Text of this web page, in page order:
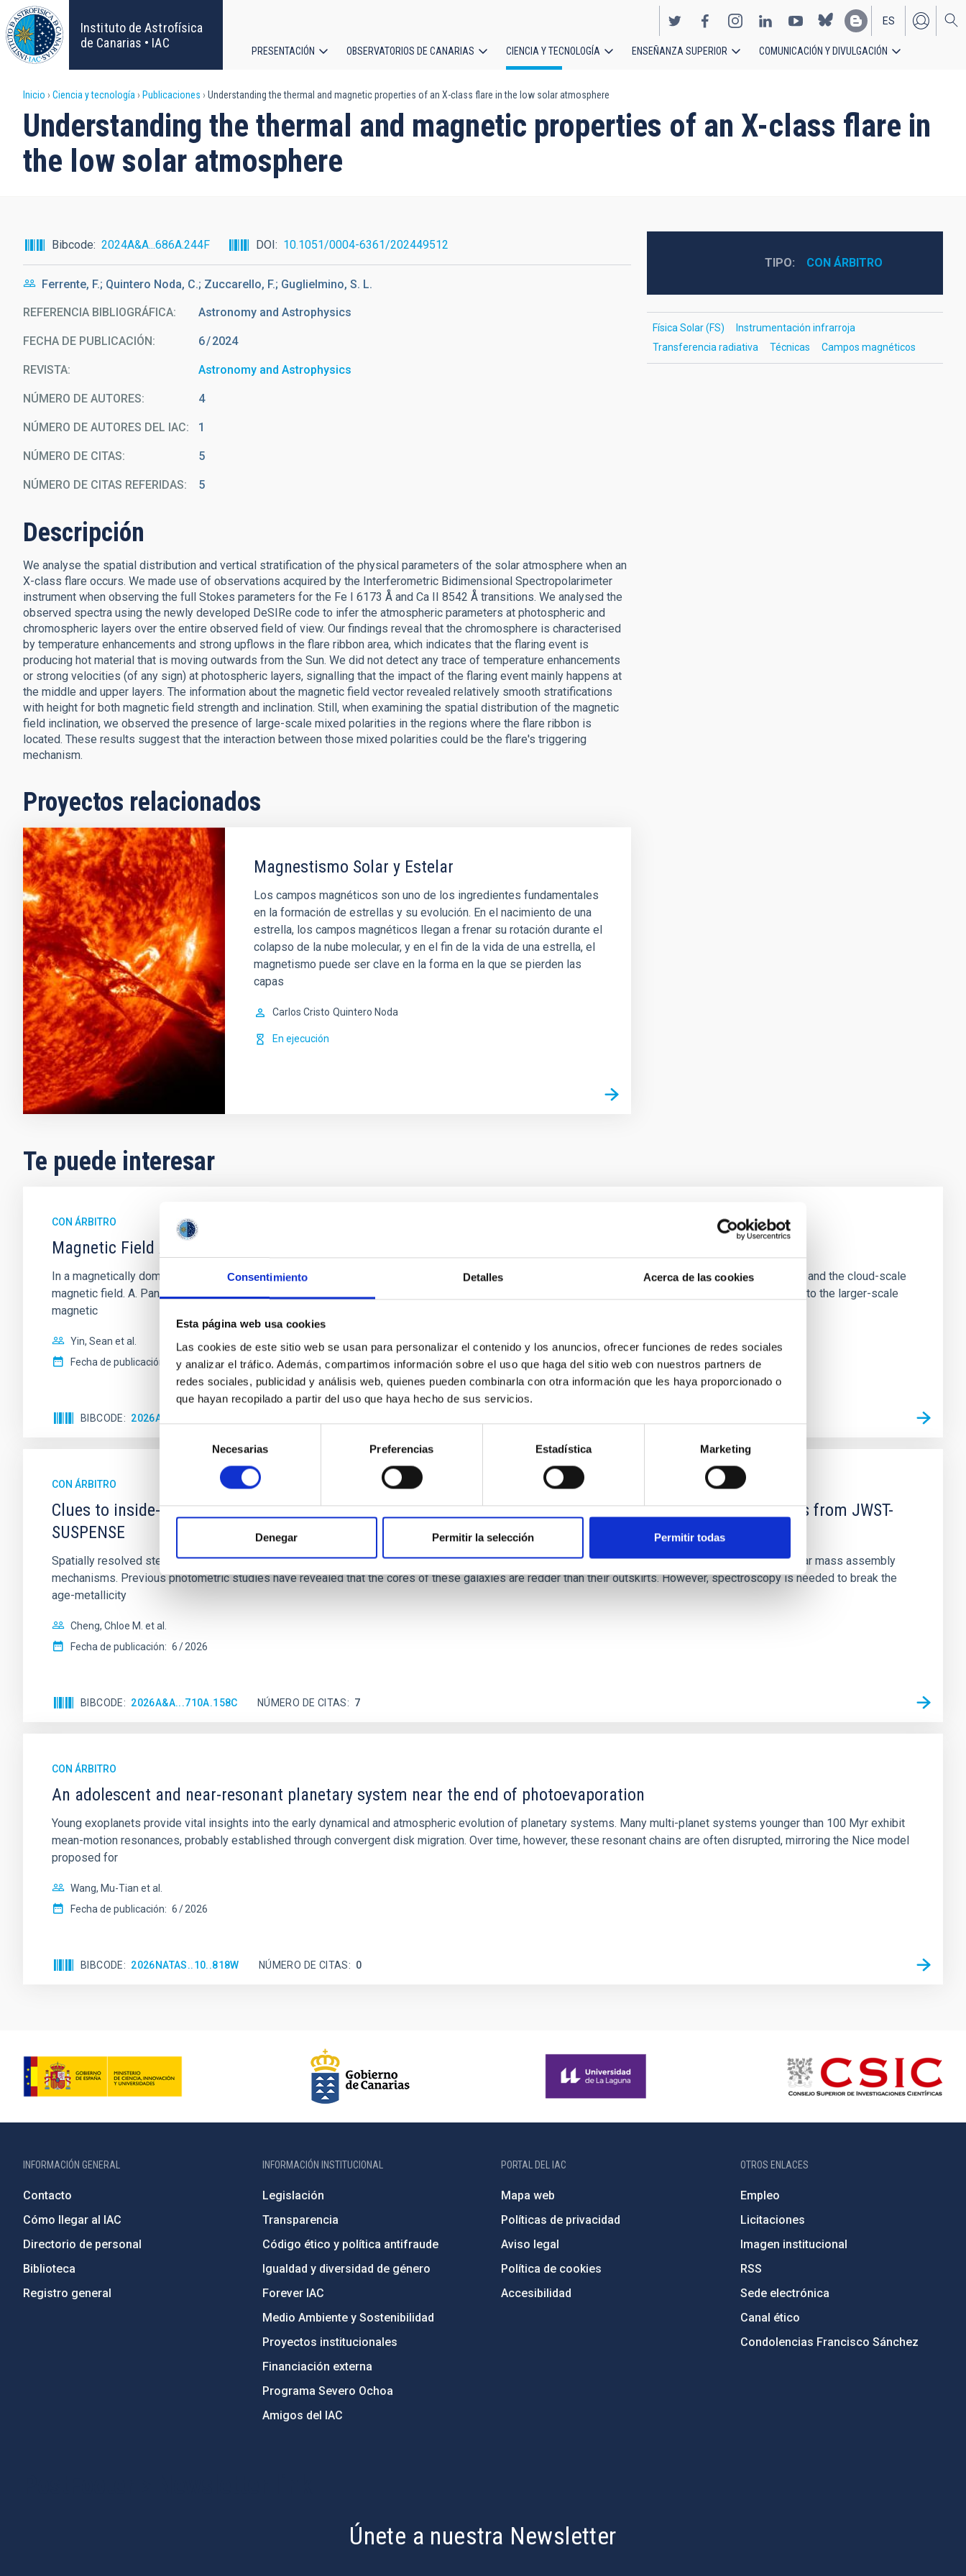
Consentimiento Detalles Acerca de las cookies
Esta página web usa cookies
Las cookies de este sitio web se usan para personalizar el contenido y los anuncios, ofrecer funciones de redes sociales
y analizar el tráfico. Además, compartimos información sobre el uso que haga del sitio web con nuestros partners de
redes sociales, publicidad y análisis web, quienes pueden combinarla con otra información que les haya proporcionado o
que hayan recopilado a partir del uso que haya hecho de sus servicios.
consentimiento
Necesarias Preferencias Estadística Marketing
Denegar Permitir la selección Permitir todas
Pasar
al
contenido
principal
Instituto de Astrofísica
de Canarias • IAC
EN
ES
principal
PRESENTACIÓN OBSERVATORIOS DE CANARIAS CIENCIA Y TECNOLOGÍA ENSEÑANZA SUPERIOR COMUNICACIÓN Y DIVULGACIÓN
Sobrescribir
enlaces
de
a
la
navegación
Inicio Ciencia y tecnología Publicaciones Understanding the thermal and magnetic properties of an X-class flare in the low solar atmosphere
Understanding the thermal and magnetic properties of an X-class flare in
the low solar atmosphere
Bibcode 2024A&A...686A.244F DOI 10.1051/0004-6361/202449512
Ferrente, F.; Quintero Noda, C.; Zuccarello, F.; Guglielmino, S. L.
REFERENCIA BIBLIOGRÁFICA Astronomy and Astrophysics
FECHA DE PUBLICACIÓN: 6 2024
REVISTA Astronomy and Astrophysics
NÚMERO DE AUTORES 4
NÚMERO DE AUTORES DEL IAC 1
NÚMERO DE CITAS 5
NÚMERO DE CITAS REFERIDAS 5
Descripción
We analyse the spatial distribution and vertical stratification of the physical parameters of the solar atmosphere when an
X-class flare occurs. We made use of observations acquired by the Interferometric Bidimensional Spectropolarimeter
instrument when observing the full Stokes parameters for the Fe I 6173 Å and Ca II 8542 Å transitions. We analysed the
observed spectra using the newly developed DeSIRe code to infer the atmospheric parameters at photospheric and
chromospheric layers over the entire observed field of view. Our findings reveal that the chromosphere is characterised
by temperature enhancements and strong upflows in the flare ribbon area, which indicates that the flaring event is
producing hot material that is moving outwards from the Sun. We did not detect any trace of temperature enhancements
or strong velocities (of any sign) at photospheric layers, signalling that the impact of the flaring event mainly happens at
the middle and upper layers. The information about the magnetic field vector revealed relatively smooth stratifications
with height for both magnetic field strength and inclination. Still, when examining the spatial distribution of the magnetic
field inclination, we observed the presence of large-scale mixed polarities in the regions where the flare ribbon is
located. These results suggest that the interaction between those mixed polarities could be the flare's triggering
mechanism.
Proyectos relacionados
Magnestismo Solar y Estelar
Los campos magnéticos son uno de los ingredientes fundamentales
en la formación de estrellas y su evolución. En el nacimiento de una
estrella, los campos magnéticos llegan a frenar su rotación durante el
colapso de la nube molecular, y en el fin de la vida de una estrella, el
magnetismo puede ser clave en la forma en la que se pierden las
capas
Carlos Cristo Quintero Noda
En ejecución
TIPO CON ÁRBITRO
Física Solar (FS)
Instrumentación infrarroja
Transferencia radiativa
Técnicas Campos magnéticos
Te puede interesar
CON ÁRBITRO
Magnetic Field Alignment with Dense Cores in the Transition between Cloud and Core Scales
In a magnetically dominated model of star formation, we expect to see alignments between the magnetic field orientation of star-forming dense cores and the cloud-scale
magnetic field. A. Pandhi et al. showed instead, however, that the orientation of cores and their angular momentum vectors appear random with respect to the larger-scale
magnetic
Yin, Sean et al.
Fecha de publicación:
5 2026
BIBCODE 2026APJ..1003...83Y
CON ÁRBITRO
Clues to inside-out quenching in quiescent galaxies at 1.2 ≲ z ≲ 2.2: Age, Fe-, and Mg-abundance gradients from JWST-
SUSPENSE
Spatially resolved stellar populations of massive quiescent galaxies at cosmic noon provide powerful insights into star-formation quenching and stellar mass assembly
mechanisms. Previous photometric studies have revealed that the cores of these galaxies are redder than their outskirts. However, spectroscopy is needed to break the
age-metallicity
Cheng, Chloe M. et al.
Fecha de publicación: 6 2026
BIBCODE 2026A&A...710A.158C NÚMERO DE CITAS 7
CON ÁRBITRO
An adolescent and near-resonant planetary system near the end of photoevaporation
Young exoplanets provide vital insights into the early dynamical and atmospheric evolution of planetary systems. Many multi-planet systems younger than 100 Myr exhibit
mean-motion resonances, probably established through convergent disk migration. Over time, however, these resonant chains are often disrupted, mirroring the Nice model
proposed for
Wang, Mu-Tian et al.
Fecha de publicación: 6 2026
BIBCODE 2026NATAS..10..818W NÚMERO DE CITAS 0
INFORMACIÓN GENERAL
Contacto
Cómo llegar al IAC
Directorio de personal
Biblioteca
Registro general
INFORMACIÓN INSTITUCIONAL
Legislación
Transparencia
Código ético y política antifraude
Igualdad y diversidad de género
Forever IAC
Medio Ambiente y Sostenibilidad
Proyectos institucionales
Financiación externa
Programa Severo Ochoa
Amigos del IAC
PORTAL DEL IAC
Mapa web
Políticas de privacidad
Aviso legal
Política de cookies
Accesibilidad
OTROS ENLACES
Empleo
Licitaciones
Imagen institucional
RSS
Sede electrónica
Canal ético
Condolencias Francisco Sánchez
Únete a nuestra Newsletter